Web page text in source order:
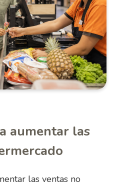
aumentar las
las ventas no